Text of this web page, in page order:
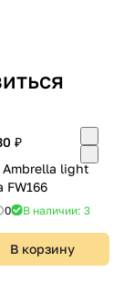
₽
Ambrella light
FW166
0 В наличии: 3
В корзину